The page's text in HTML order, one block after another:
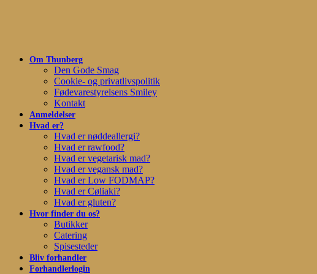
Om Thunberg
Den Gode Smag
Cookie- og privatlivspolitik
Fødevarestyrelsens Smiley
Kontakt
Anmeldelser
Hvad er?
Hvad er nøddeallergi?
Hvad er rawfood?
Hvad er vegetarisk mad?
Hvad er vegansk mad?
Hvad er Low FODMAP?
Hvad er Cøliaki?
Hvad er gluten?
Hvor finder du os?
Butikker
Catering
Spisesteder
Bliv forhandler
Forhandlerlogin